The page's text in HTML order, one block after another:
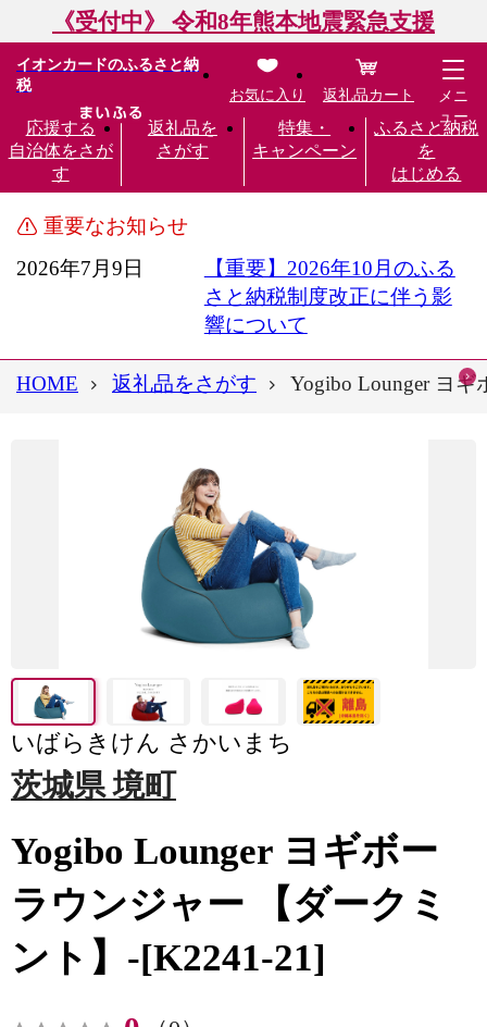
《受付中》 令和8年熊本地震緊急支援
イオンカードのふるさと納
税
応援する
自治体をさが
す
返礼品を
さがす
特集・
キャンペーン
ふるさと納税
を
はじめる
お気に入り 返礼品カート
メニ
ュー
重要なお知らせ
2026年7月9日
【重要】2026年10月のふる
さと納税制度改正に伴う影
響について
HOME 返礼品をさがす Yogibo Lounger ヨ
いばらきけん さかいまち
茨城県 境町
Yogibo Lounger ヨギボー
ラウンジャー 【ダークミ
ント】-[K2241-21]